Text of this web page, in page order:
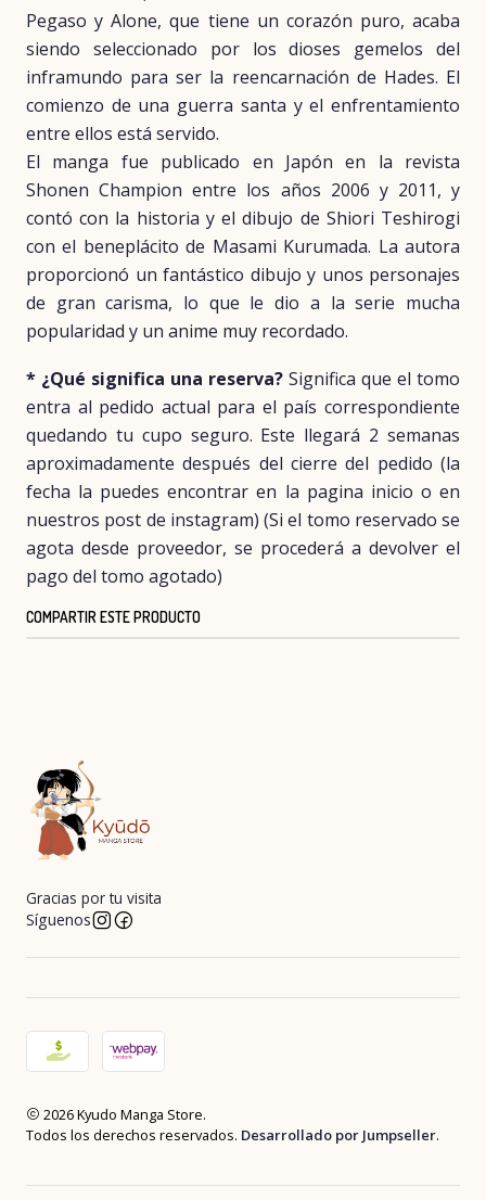
Pegaso y Alone, que tiene un corazón puro, acaba
siendo seleccionado por los dioses gemelos del
inframundo para ser la reencarnación de Hades. El
comienzo de una guerra santa y el enfrentamiento
entre ellos está servido.
El manga fue publicado en Japón en la revista
Shonen Champion entre los años 2006 y 2011, y
contó con la historia y el dibujo de Shiori Teshirogi
con el beneplácito de Masami Kurumada. La autora
proporcionó un fantástico dibujo y unos personajes
de gran carisma, lo que le dio a la serie mucha
popularidad y un anime muy recordado.
* ¿Qué significa una reserva? Significa que el tomo
entra al pedido actual para el país correspondiente
quedando tu cupo seguro. Este llegará 2 semanas
aproximadamente después del cierre del pedido (la
fecha la puedes encontrar en la pagina inicio o en
nuestros post de instagram) (Si el tomo reservado se
agota desde proveedor, se procederá a devolver el
pago del tomo agotado)
COMPARTIR ESTE PRODUCTO
Gracias por tu visita
Síguenos
2026 Kyudo Manga Store.
Todos los derechos reservados. Desarrollado por Jumpseller.